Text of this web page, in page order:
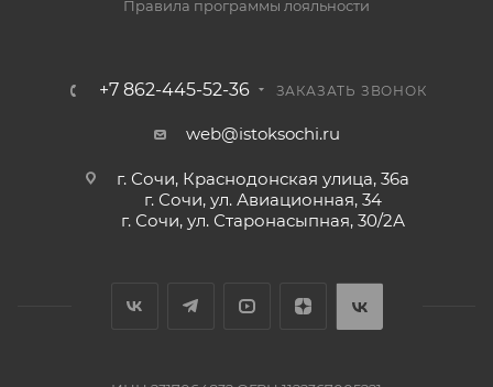
Правила программы лояльности
+7 862-445-52-36 ЗАКАЗАТЬ ЗВОНОК
web@istoksochi.ru
г. Сочи, Краснодонская улица, 36а
г. Сочи, ул. Авиационная, 34
г. Сочи, ул. Старонасыпная, 30/2А